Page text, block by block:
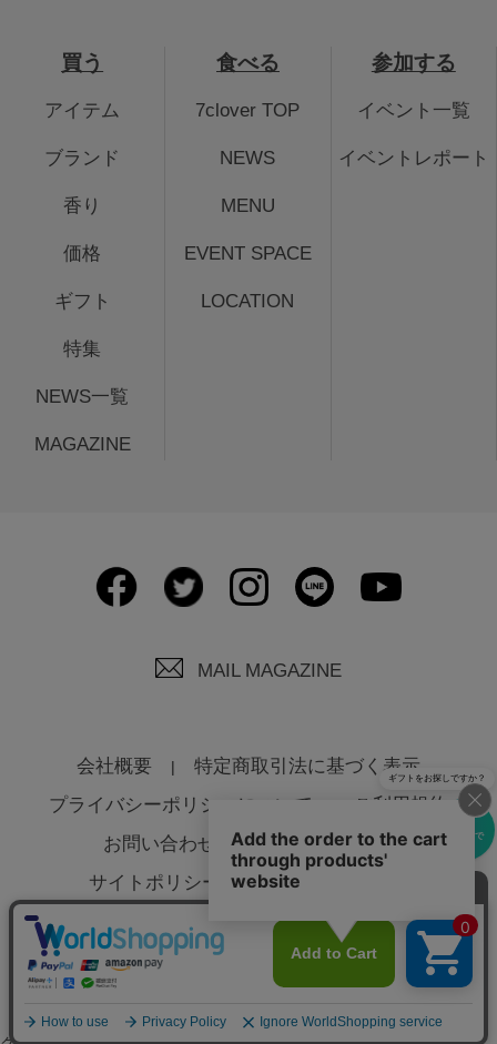
買う
アイテム
ブランド
香り
価格
ギフト
特集
NEWS一覧
MAGAZINE
食べる
7clover TOP
NEWS
MENU
EVENT SPACE
LOCATION
参加する
イベント一覧
イベントレポート
MAIL MAGAZINE
会社概要
特定商取引法に基づく表示
プライバシーポリシーについて
ご利用規約
お問い合わせ
よくあるご質問
サイトポリシーについて
© Global Product Planning Co., Ltd
eギフトで
ギフトをお探しですか？